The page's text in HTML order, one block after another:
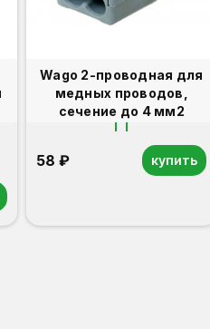
Wago 2-проводная для
медных проводов,
сечение до 4 мм2
58 ₽ купить